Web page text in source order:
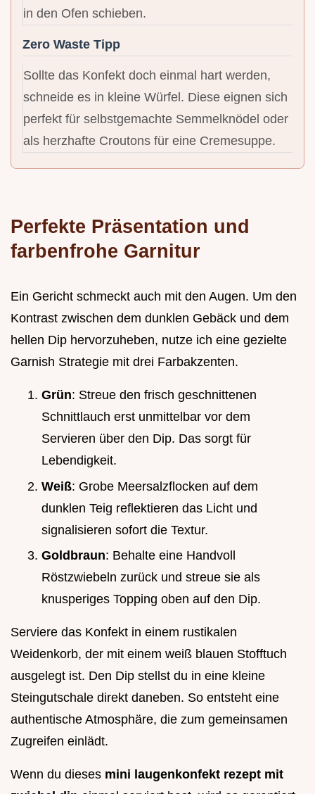
in den Ofen schieben.
Zero Waste Tipp
Sollte das Konfekt doch einmal hart werden,
schneide es in kleine Würfel. Diese eignen sich
perfekt für selbstgemachte Semmelknödel oder
als herzhafte Croutons für eine Cremesuppe.
Perfekte Präsentation und
farbenfrohe Garnitur
Ein Gericht schmeckt auch mit den Augen. Um den
Kontrast zwischen dem dunklen Gebäck und dem
hellen Dip hervorzuheben, nutze ich eine gezielte
Garnish Strategie mit drei Farbakzenten.
Grün: Streue den frisch geschnittenen
Schnittlauch erst unmittelbar vor dem
Servieren über den Dip. Das sorgt für
Lebendigkeit.
Weiß: Grobe Meersalzflocken auf dem
dunklen Teig reflektieren das Licht und
signalisieren sofort die Textur.
Goldbraun: Behalte eine Handvoll
Röstzwiebeln zurück und streue sie als
knusperiges Topping oben auf den Dip.
Serviere das Konfekt in einem rustikalen
Weidenkorb, der mit einem weiß blauen Stofftuch
ausgelegt ist. Den Dip stellst du in eine kleine
Steingutschale direkt daneben. So entsteht eine
authentische Atmosphäre, die zum gemeinsamen
Zugreifen einlädt.
Wenn du dieses mini laugenkonfekt rezept mit